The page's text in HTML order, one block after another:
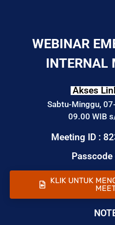
WEBINAR
INTERNAL
Akses
Sabtu-Minggu,
09.00 WIB
Meeting ID :
KLIK UNTUK